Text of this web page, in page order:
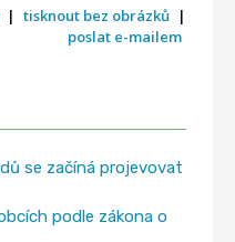
| tisknout bez obrázků |
poslat e-mailem
se začíná projevovat
podle zákona o